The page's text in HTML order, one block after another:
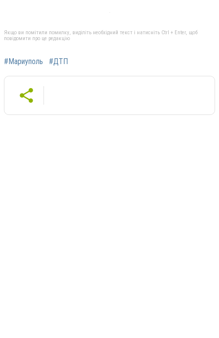
Якщо ви помітили помилку, виділіть необхідний текст і натисніть Ctrl + Enter, щоб
повідомити про це редакцію
#Мариуполь #ДТП